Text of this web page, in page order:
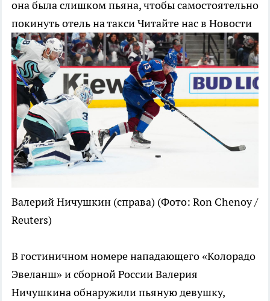
она была слишком пьяна, чтобы самостоятельно
покинуть отель на таксиЧитайте нас в Новости
Валерий Ничушкин (справа) (Фото: Ron Chenoy /
Reuters)
В гостиничном номере нападающего «Колорадо
Эвеланш» и сборной России Валерия
Ничушкина обнаружили пьяную девушку,